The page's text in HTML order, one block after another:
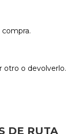
otro o devolverlo.
DE RUTA